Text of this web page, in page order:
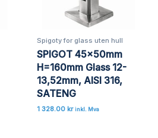
Spigoty for glass uten hull
SPIGOT 45x50mm
H=160mm Glass 12-
13,52mm, AISI 316,
SATENG
1 328.00 kr inkl. Mva